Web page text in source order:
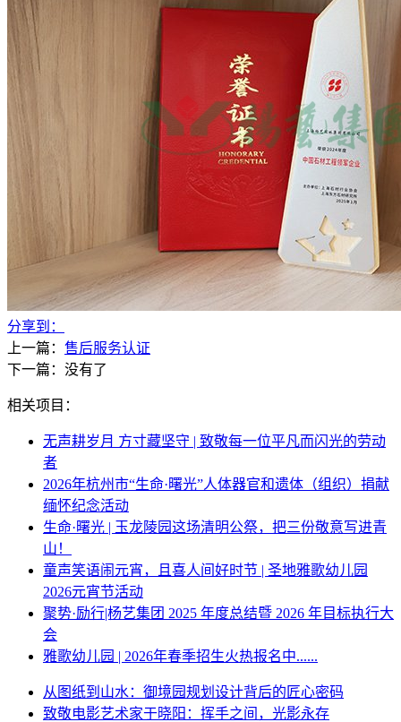
分享到：
上一篇： 售后服务认证
下一篇：没有了
相关项目：
无声耕岁月 方寸藏坚守 | 致敬每一位平凡而闪光的劳动
者
2026年杭州市“生命·曙光”人体器官和遗体（组织）捐献
缅怀纪念活动
生命·曙光 | 玉龙陵园这场清明公祭，把三份敬意写进青
山！
童声笑语闹元宵，且喜人间好时节 | 圣地雅歌幼儿园
2026元宵节活动
聚势·励行|杨艺集团 2025 年度总结暨 2026 年目标执行大
会
雅歌幼儿园 | 2026年春季招生火热报名中......
从图纸到山水：御境园规划设计背后的匠心密码
致敬电影艺术家于晓阳：挥手之间，光影永存